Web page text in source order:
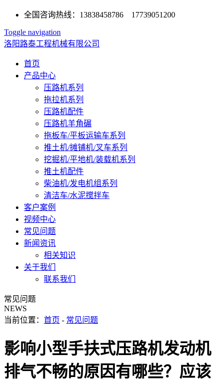
全国咨询热线：13838458786 17739051200
Toggle navigation
洛阳路泰工程机械有限公司
首页
产品中心
压路机系列
拖拉机系列
压路机配件
压路机羊角碾
拖板车/平板运输车系列
推土机/摊铺机/叉车系列
挖掘机/平地机/装载机系列
推土机配件
柴油机/发电机组系列
清洁车/水泥搅拌车
客户案例
视频中心
常见问题
新闻资讯
相关知识
关于我们
联系我们
常见问题
NEWS
当前位置： 首页 - 常见问题
影响小型手扶式压路机发动机
排气不畅的原因有哪些？应该